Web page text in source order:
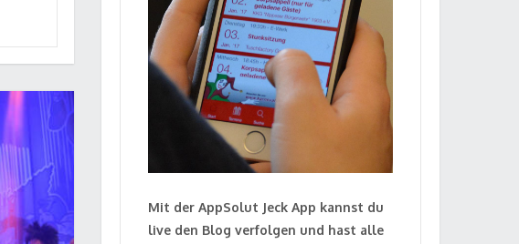
Mit der AppSolut Jeck App kannst du
live den Blog verfolgen und hast alle